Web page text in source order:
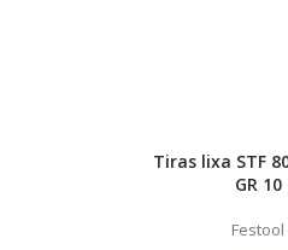
Tiras lixa STF
GR 10
Festool